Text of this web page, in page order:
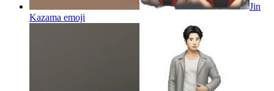
Jin
Kazama emoji